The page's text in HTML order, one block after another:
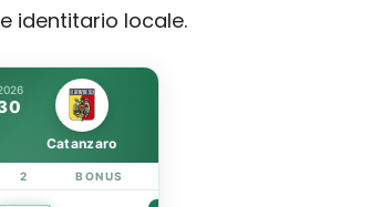
identitario locale.
Catanzaro
2 BONUS